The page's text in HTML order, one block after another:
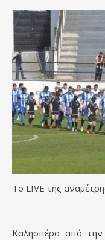
Το LIVE της
Καλησπέρα από